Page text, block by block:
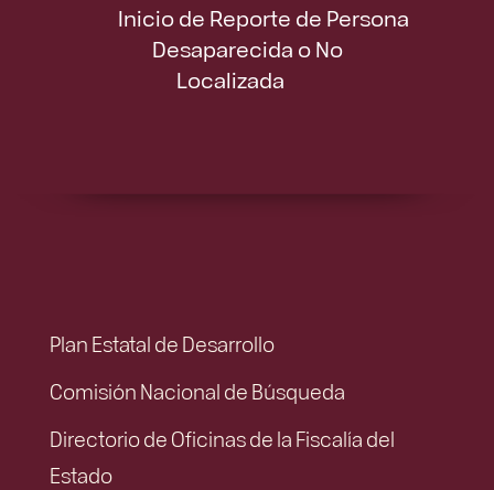
Inicio de Reporte de Persona
Desaparecida o No
Localizada
Plan Estatal de Desarrollo
Comisión Nacional de Búsqueda
Directorio de Oficinas de la Fiscalía del
Estado